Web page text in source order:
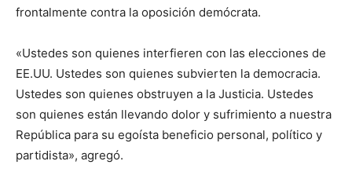
frontalmente contra la oposición demócrata.
«Ustedes son quienes interfieren con las elecciones de
EE.UU. Ustedes son quienes subvierten la democracia.
Ustedes son quienes obstruyen a la Justicia. Ustedes
son quienes están llevando dolor y sufrimiento a nuestra
República para su egoísta beneficio personal, político y
partidista», agregó.